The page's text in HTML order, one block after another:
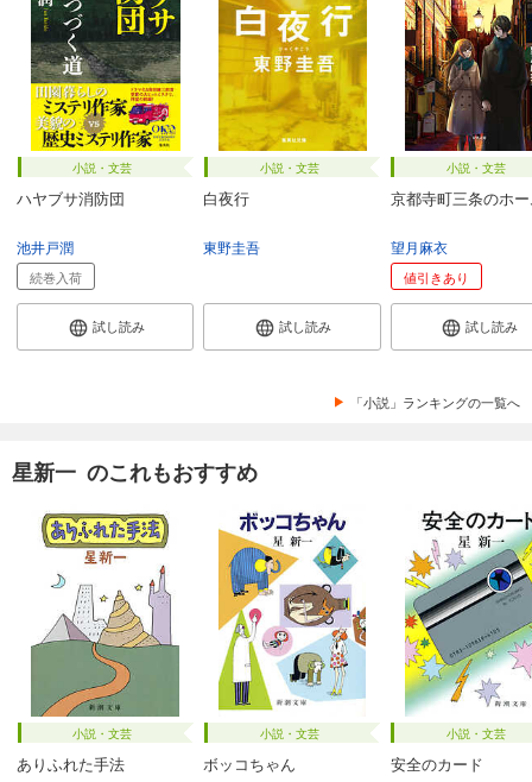
小説・文芸
ハヤブサ消防団
池井戸潤
続巻入荷
試し読み
小説・文芸
白夜行
東野圭吾
試し読み
小説・文芸
京都寺町三条のホ
望月麻衣
値引きあり
試し読み
「小説」ランキングの一覧へ
星新一 のこれもおすすめ
小説・文芸
ありふれた手法
小説・文芸
ボッコちゃん
小説・文芸
安全のカード